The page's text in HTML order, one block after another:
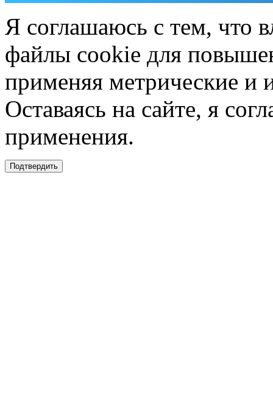
Я соглашаюсь с тем, что
файлы cookie для
применяя метрические и
Оставаясь на сайте, я
применения.
Подтвердить